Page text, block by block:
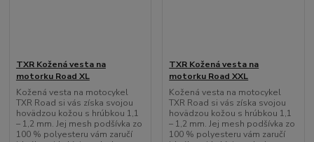
TXR Kožená vesta na
motorku Road XL
Kožená vesta na motocykel
TXR Road si vás získa svojou
hovädzou kožou s hrúbkou 1,1
– 1,2 mm. Jej mesh podšívka zo
100 % polyesteru vám zaručí
TXR Kožená vesta na
motorku Road XXL
Kožená vesta na motocykel
TXR Road si vás získa svojou
hovädzou kožou s hrúbkou 1,1
– 1,2 mm. Jej mesh podšívka zo
100 % polyesteru vám zaručí